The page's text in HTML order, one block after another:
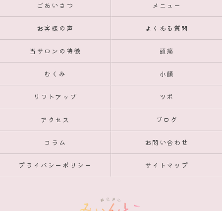
ごあいさつ メニュー
お客様の声 よくある質問
当サロンの特徴 頭痛
むくみ 小顔
リフトアップ ツボ
アクセス ブログ
コラム お問い合わせ
プライバシーポリシー サイトマップ